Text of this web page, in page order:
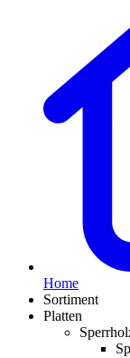
Home
Sortiment
Platten